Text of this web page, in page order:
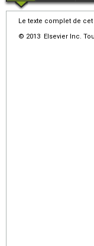
Le texte complet de
© 2013 Elsevier Inc.